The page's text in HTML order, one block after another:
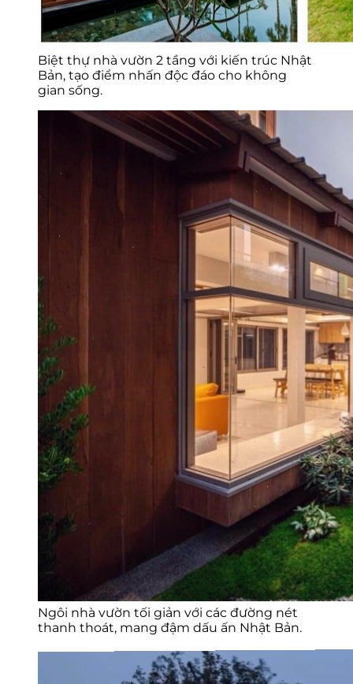
Biệt thự nhà vườn 2 tầng với kiến trúc Nhật
Bản, tạo điểm nhấn độc đáo cho không
gian sống.
Ngôi nhà vườn tối giản với các đường nét
thanh thoát, mang đậm dấu ấn Nhật Bản.